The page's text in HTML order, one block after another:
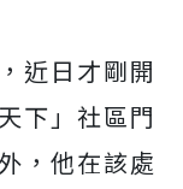
近日才剛開
下」社區門
，他在該處